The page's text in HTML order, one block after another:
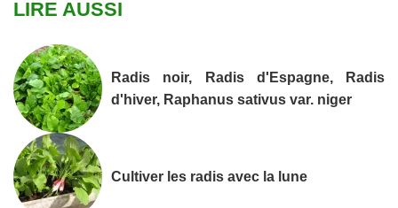
LIRE AUSSI
Radis noir, Radis d'Espagne, Radis
d'hiver, Raphanus sativus var. niger
Cultiver les radis avec la lune